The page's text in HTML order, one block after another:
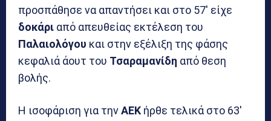
προσπάθησε να απαντήσει και στο 57′ είχε
δοκάρι από απευθείας εκτέλεση του
Παλαιολόγου και στην εξέλιξη της φάσης
κεφαλιά άουτ του Τσαραμανίδη από θεση
βολής.
Η ισοφάριση για τηνΑΕΚ ήρθε τελικά στο 63′